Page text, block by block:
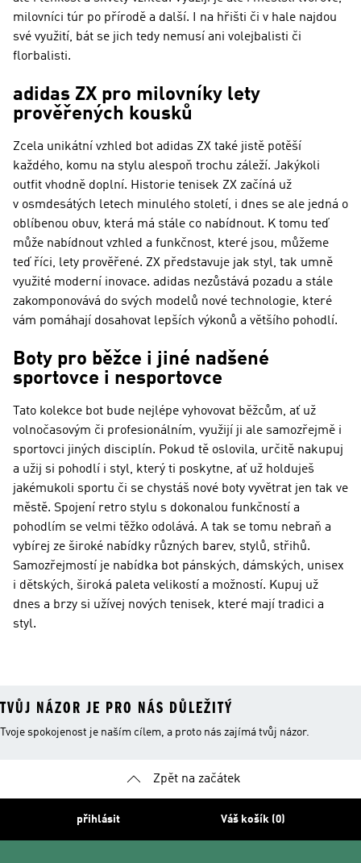
milovníci túr po přírodě a další. I na hřišti či v hale najdou
své využití, bát se jich tedy nemusí ani volejbalisti či
florbalisti.
adidas ZX pro milovníky lety
prověřených kousků
Zcela unikátní vzhled bot adidas ZX také jistě potěší
každého, komu na stylu alespoň trochu záleží. Jakýkoli
outfit vhodně doplní. Historie tenisek ZX začíná už
v osmdesátých letech minulého století, i dnes se ale jedná o
oblíbenou obuv, která má stále co nabídnout. K tomu teď
může nabídnout vzhled a funkčnost, které jsou, můžeme
teď říci, lety prověřené. ZX představuje jak styl, tak umně
využité moderní inovace. adidas nezůstává pozadu a stále
zakomponovává do svých modelů nové technologie, které
vám pomáhají dosahovat lepších výkonů a většího pohodlí.
Boty pro běžce i jiné nadšené
sportovce i nesportovce
Tato kolekce bot bude nejlépe vyhovovat běžcům, ať už
volnočasovým či profesionálním, využijí ji ale samozřejmě i
sportovci jiných disciplín. Pokud tě oslovila, určitě nakupuj
a užij si pohodlí i styl, který ti poskytne, ať už holduješ
jakémukoli sportu či se chystáš nové boty vyvětrat jen tak ve
městě. Spojení retro stylu s dokonalou funkčností a
pohodlím se velmi těžko odolává. A tak se tomu nebraň a
vybírej ze široké nabídky různých barev, stylů, střihů.
Samozřejmostí je nabídka bot pánských, dámských, unisex
i dětských, široká paleta velikostí a možností. Kupuj už
dnes a brzy si užívej nových tenisek, které mají tradici a
styl.
TVŮJ NÁZOR JE PRO NÁS DŮLEŽITÝ
Tvoje spokojenost je naším cílem, a proto nás zajímá tvůj názor.
Zpět na začátek
přihlásit Váš košík (0)